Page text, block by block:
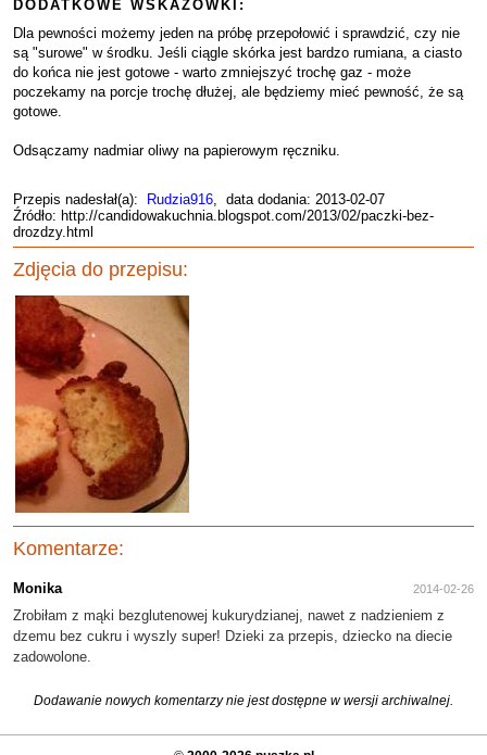
DODATKOWE WSKAZÓWKI:
Dla pewności możemy jeden na próbę przepołowić i sprawdzić, czy nie
są "surowe" w środku. Jeśli ciągle skórka jest bardzo rumiana, a ciasto
do końca nie jest gotowe - warto zmniejszyć trochę gaz - może
poczekamy na porcje trochę dłużej, ale będziemy mieć pewność, że są
gotowe.
Odsączamy nadmiar oliwy na papierowym ręczniku.
Przepis nadesłał(a): Rudzia916, data dodania: 2013-02-07
Źródło: http://candidowakuchnia.blogspot.com/2013/02/paczki-bez-
drozdzy.html
Zdjęcia do przepisu:
Komentarze:
Monika 2014-02-26
Zrobiłam z mąki bezglutenowej kukurydzianej, nawet z nadzieniem z
dzemu bez cukru i wyszly super! Dzieki za przepis, dziecko na diecie
zadowolone.
Dodawanie nowych komentarzy nie jest dostępne w wersji archiwalnej.